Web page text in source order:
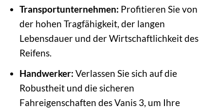
Transportunternehmen: Profitieren Sie von
der hohen Tragfähigkeit, der langen
Lebensdauer und der Wirtschaftlichkeit des
Reifens.
Handwerker: Verlassen Sie sich auf die
Robustheit und die sicheren
Fahreigenschaften des Vanis 3, um Ihre